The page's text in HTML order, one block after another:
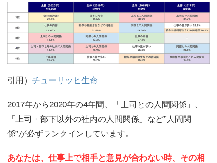
引用） チューリッヒ生命
2017年から2020年の4年間、「上司との人間関係」、
「上司・部下以外の社内の人間関係」など”人間関
係”が必ずランクインしています。
あなたは、仕事上で相手と意見が合わない時、その相